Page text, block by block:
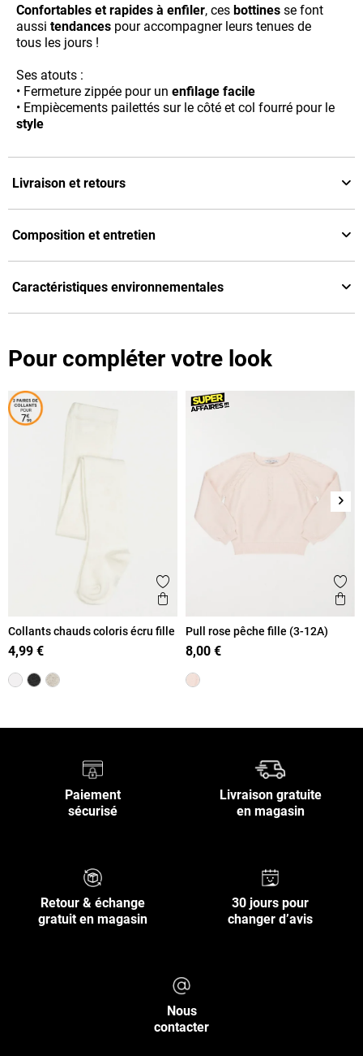
Confortables et rapides à enfiler, ces bottines se font
aussi tendances pour accompagner leurs tenues de
tous les jours !
Ses atouts :
• Fermeture zippée pour un enfilage facile
• Empiècements pailettés sur le côté et col fourré pour le
style
Livraison et retours
Composition et entretien
Caractéristiques environnementales
Pour compléter votre look
Ajouter aux favoris
Aperçu rapide
Collants chauds coloris écru fille
4,99 €
Pull rose pêche fille (3-12A)
8,00 €
Paiement
sécurisé
Livraison gratuite
en magasin
Retour & échange
gratuit en magasin
30 jours pour
changer d’avis
Nous
contacter